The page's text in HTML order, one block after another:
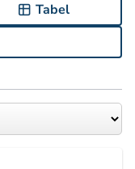
Tabel